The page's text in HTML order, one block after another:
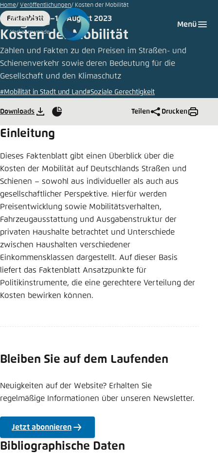
Zum
Hauptinhalt
gehen
Menü
Home Veröffentlichungen Kosten der Mobilität
Format
Faktenblatt
Date
14. August 2023
Kosten der Mobilität
Zahlen und Fakten zu den Preisen im Straßen- und
Schienenverkehr sowie deren Bedeutung für die
Gesellschaft und den Klimaschutz
#Mobilität in Stadt und Land#Soziale Gerechtigkeit
©
PhotoCase/jock+scott
Downloads
Grafiken
Teilen Drucken
Einleitung
Dieses Faktenblatt gibt einen Überblick über die
Kosten der Mobilität auf Deutschlands Straßen und
Schienen – sowohl aus individueller als auch aus
gesellschaftlicher Perspektive. Hierfür werden
Preisentwicklung sowie Mobilitätsverhalten,
Fahrzeugausstattung und Ausgabenstruktur der
privaten Haushalte betrachtet und Unterschiede
zwischen Haushalten verschiedener
Einkommensklassen dargestellt. Auf dieser Basis
liefert das Faktenblatt Ansatzpunkte für
Politikinstrumente, die eine gerechtere Verteilung der
Kosten bewirken können.
Bleiben Sie auf dem Laufenden
Neuigkeiten auf der Website? Erhalten Sie
regelmäßige Informationen über unseren Newsletter.
Jetzt abonnieren
Bibliographische Daten
Login
Melden Sie sich an um ..., ... und ... zu verwalten.
Benutzername*
Passwort* Passwort vergessen?
Anmelden
Noch kein Benutzerkonto?
Abbrechen
Sprache auswählen
Deutsch
Englisch
Agora Think Tanks
Erscheinungsbild der Webseite
Diese Webseite passt ihr Farbschema basierend
auf Ihren Einstellungen an. Wählen Sie aus,
welches Farbschema Sie für diese Webseite
verwenden möchten.
Close
Hell
Dunkel
Automatisch
Einstellung für diese Webseite im Browser
speichern
Übernehmen